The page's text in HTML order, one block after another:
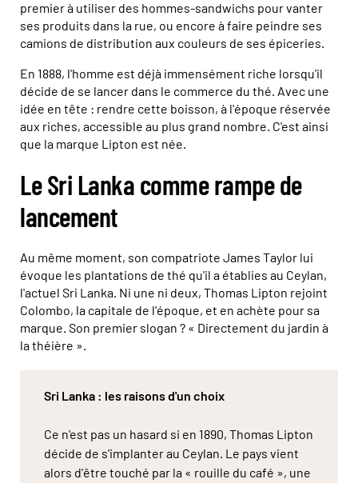
premier à utiliser des hommes-sandwichs pour vanter
ses produits dans la rue, ou encore à faire peindre ses
camions de distribution aux couleurs de ses épiceries.
En 1888, l'homme est déjà immensément riche lorsqu'il
décide de se lancer dans le commerce du thé. Avec une
idée en tête : rendre cette boisson, à l'époque réservée
aux riches, accessible au plus grand nombre. C'est ainsi
que la marque Lipton est née.
Le Sri Lanka comme rampe de
lancement
Au même moment, son compatriote James Taylor lui
évoque les plantations de thé qu'il a établies au Ceylan,
l'actuel Sri Lanka. Ni une ni deux, Thomas Lipton rejoint
Colombo, la capitale de l'époque, et en achète pour sa
marque. Son premier slogan ? « Directement du jardin à
la théière ».
Sri Lanka : les raisons d'un choix
Ce n'est pas un hasard si en 1890, Thomas Lipton
décide de s'implanter au Ceylan. Le pays vient
alors d'être touché par la « rouille du café », une